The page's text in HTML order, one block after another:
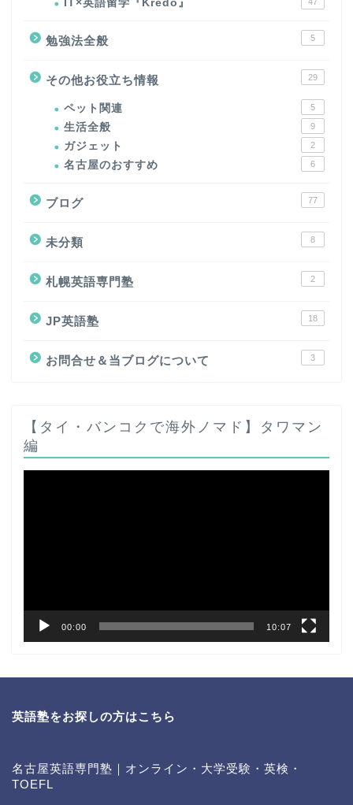
IT×英語留学『Kredo』
勉強法全般 5
その他お役立ち情報 29
ペット関連 5
生活全般 9
ガジェット 2
名古屋のおすすめ 6
ブログ 77
未分類 8
札幌英語専門塾 2
JP英語塾 18
お問合せ＆当ブログについて 3
【タイ・バンコクで海外ノマド】タワマン
編
00:00 10:07
英語塾をお探しの方はこちら
名古屋英語専門塾｜オンライン・大学受験・英検・
TOEFL